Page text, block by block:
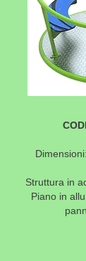
Struttura in
Piano in